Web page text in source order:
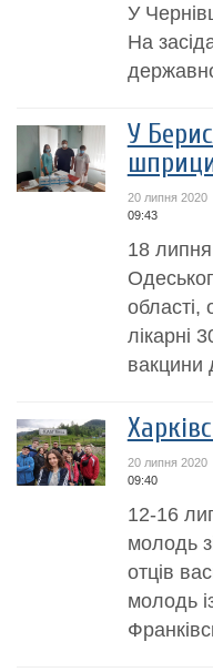
У
На
У
20 липня 2020
09:43
18
області,
лікарні
вакцини
20 липня 2020
09:40
12-16
молодь
отців
молодь